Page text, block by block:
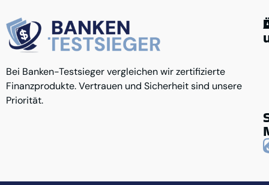
Bei Banken-Testsieger vergleichen wir zertifizierte
Finanzprodukte. Vertrauen und Sicherheit sind unsere
Priorität.